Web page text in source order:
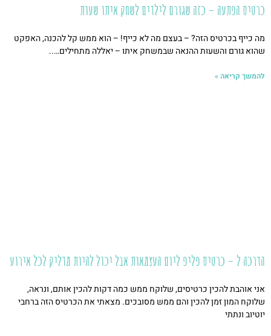
כרטיס הפתעה – כזה שגורם לילדים לשחק איתו שעות
מה כייף בכרטיס הזה? – בעצם מה לא כייף! – הוא ממש קל להכנה, האפקט
שהוא גורם והשעות ההנאה שבמשחק איתו – יאללה מתחילים…..
להמשך קריאה »
הדרכה ל – כרטיס פליפ ליום העצמאות אבל יכול להיות מדליק לכל אירוע
אני אוהבת להכין כרטיסים, שלוקח ממש כמה דקות להכין אותם, ונראה,
שלוקח המון זמן להכין והם ממש מסובכים. מצאתי את הכרטיס הזה ברחבי
יוטיוב ונתתי